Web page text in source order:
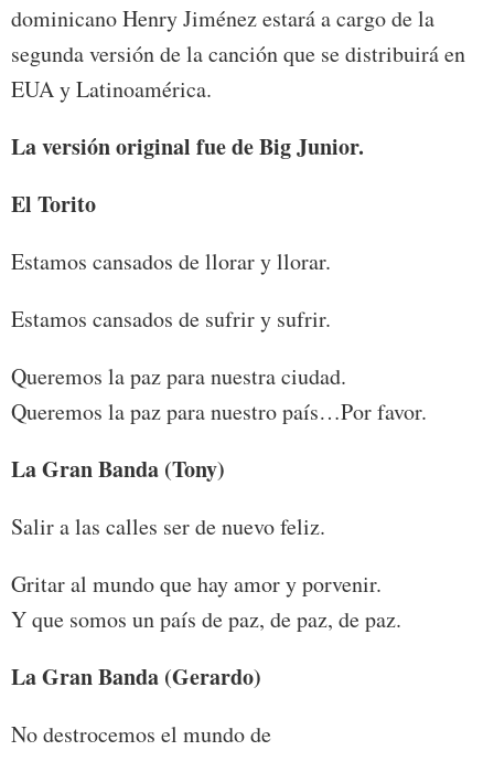
dominicano Henry Jiménez estará a cargo de la
segunda versión de la canción que se distribuirá en
EUA y Latinoamérica.
La versión original fue de Big Junior.
El Torito
Estamos cansados de llorar y llorar.
Estamos cansados de sufrir y sufrir.
Queremos la paz para nuestra ciudad.
Queremos la paz para nuestro país…Por favor.
La Gran Banda (Tony)
Salir a las calles ser de nuevo feliz.
Gritar al mundo que hay amor y porvenir.
Y que somos un país de paz, de paz, de paz.
La Gran Banda (Gerardo)
No destrocemos el mundo de